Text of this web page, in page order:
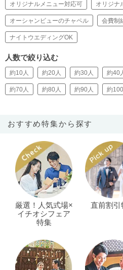
オリジナルメニュー対応可 オリジナ
オーシャンビューのチャペル 会費制
ナイトウエディングOK
人数で絞り込む
約10人 約20人 約30人 約40
約70人 約80人 約90人 約
おすすめ特集から探す
厳選！人気式場×
イチオシフェア
特集
直前割引